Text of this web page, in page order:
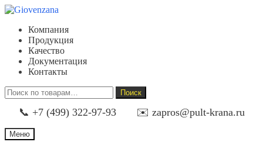
Перейти
навигации
Перейти
содержимому
Компания
Продукция
Качество
Документация
Контакты
Искать:
Поиск
📞 +7 (499) 322-97-93 ✉️ zapros@pult-krana.ru
Меню